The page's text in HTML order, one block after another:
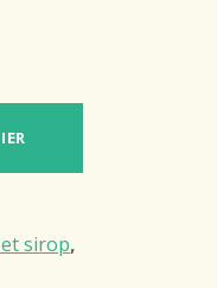
sirop,